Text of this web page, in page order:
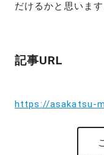
だけるかと思います
記事URL
https://asakatsu-